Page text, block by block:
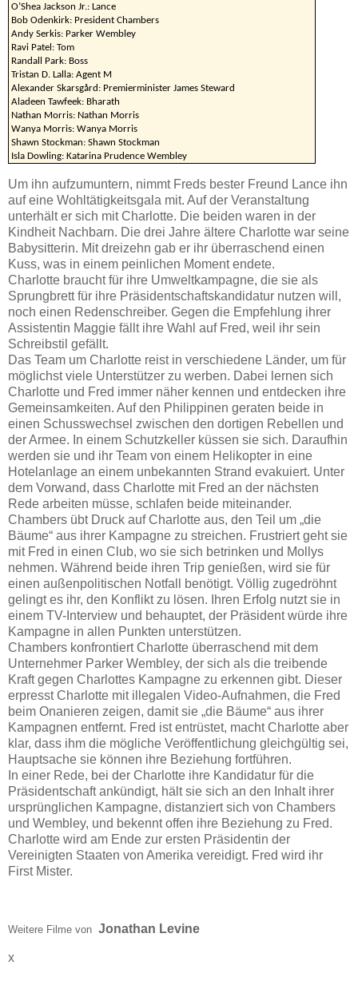
O’Shea Jackson Jr.: Lance
Bob Odenkirk: President Chambers
Andy Serkis: Parker Wembley
Ravi Patel: Tom
Randall Park: Boss
Tristan D. Lalla: Agent M
Alexander Skarsgård: Premierminister James Steward
Aladeen Tawfeek: Bharath
Nathan Morris: Nathan Morris
Wanya Morris: Wanya Morris
Shawn Stockman: Shawn Stockman
Isla Dowling: Katarina Prudence Wembley
Um ihn aufzumuntern, nimmt Freds bester Freund Lance ihn
auf eine Wohltätigkeitsgala mit. Auf der Veranstaltung
unterhält er sich mit Charlotte. Die beiden waren in der
Kindheit Nachbarn. Die drei Jahre ältere Charlotte war seine
Babysitterin. Mit dreizehn gab er ihr überraschend einen
Kuss, was in einem peinlichen Moment endete.
Charlotte braucht für ihre Umweltkampagne, die sie als
Sprungbrett für ihre Präsidentschaftskandidatur nutzen will,
noch einen Redenschreiber. Gegen die Empfehlung ihrer
Assistentin Maggie fällt ihre Wahl auf Fred, weil ihr sein
Schreibstil gefällt.
Das Team um Charlotte reist in verschiedene Länder, um für
möglichst viele Unterstützer zu werben. Dabei lernen sich
Charlotte und Fred immer näher kennen und entdecken ihre
Gemeinsamkeiten. Auf den Philippinen geraten beide in
einen Schusswechsel zwischen den dortigen Rebellen und
der Armee. In einem Schutzkeller küssen sie sich. Daraufhin
werden sie und ihr Team von einem Helikopter in eine
Hotelanlage an einem unbekannten Strand evakuiert. Unter
dem Vorwand, dass Charlotte mit Fred an der nächsten
Rede arbeiten müsse, schlafen beide miteinander.
Chambers übt Druck auf Charlotte aus, den Teil um „die
Bäume“ aus ihrer Kampagne zu streichen. Frustriert geht sie
mit Fred in einen Club, wo sie sich betrinken und Mollys
nehmen. Während beide ihren Trip genießen, wird sie für
einen außenpolitischen Notfall benötigt. Völlig zugedröhnt
gelingt es ihr, den Konflikt zu lösen. Ihren Erfolg nutzt sie in
einem TV-Interview und behauptet, der Präsident würde ihre
Kampagne in allen Punkten unterstützen.
Chambers konfrontiert Charlotte überraschend mit dem
Unternehmer Parker Wembley, der sich als die treibende
Kraft gegen Charlottes Kampagne zu erkennen gibt. Dieser
erpresst Charlotte mit illegalen Video-Aufnahmen, die Fred
beim Onanieren zeigen, damit sie „die Bäume“ aus ihrer
Kampagnen entfernt. Fred ist entrüstet, macht Charlotte aber
klar, dass ihm die mögliche Veröffentlichung gleichgültig sei,
Hauptsache sie können ihre Beziehung fortführen.
In einer Rede, bei der Charlotte ihre Kandidatur für die
Präsidentschaft ankündigt, hält sie sich an den Inhalt ihrer
ursprünglichen Kampagne, distanziert sich von Chambers
und Wembley, und bekennt offen ihre Beziehung zu Fred.
Charlotte wird am Ende zur ersten Präsidentin der
Vereinigten Staaten von Amerika vereidigt. Fred wird ihr
First Mister.
Weitere Filme von Jonathan Levine
x